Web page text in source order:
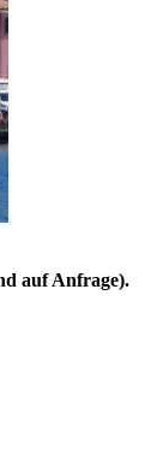
auf Anfrage).